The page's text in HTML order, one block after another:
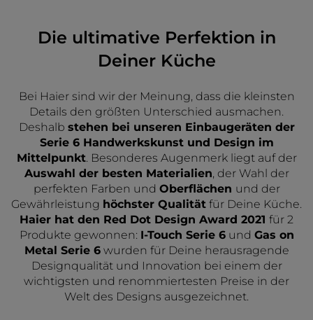
Die ultimative Perfektion in
Deiner Küche
Bei Haier sind wir der Meinung, dass die kleinsten
Details den größten Unterschied ausmachen.
Deshalb stehen bei unseren Einbaugeräten der
Serie 6 Handwerkskunst und Design im
Mittelpunkt. Besonderes Augenmerk liegt auf der
Auswahl der besten Materialien, der Wahl der
perfekten Farben und Oberflächen und der
Gewährleistung höchster Qualität für Deine Küche.
Haier hat den Red Dot Design Award 2021 für 2
Produkte gewonnen: I-Touch Serie 6und Gas on
Metal Serie 6wurden für Deine herausragende
Designqualität und Innovation bei einem der
wichtigsten und renommiertesten Preise in der
Welt des Designs ausgezeichnet.